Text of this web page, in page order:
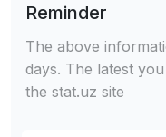
Reminder
The above
days. The latest
the stat.uz site